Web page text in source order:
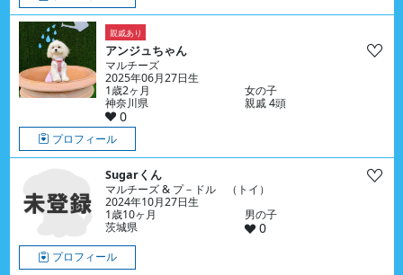
親戚あり
アンジュちゃん
マルチーズ
2025年06月27日生
1歳2ヶ月
女の子
神奈川県
親戚 4頭
0
プロフィール
Sugarくん
マルチーズ & プ－ドル （トイ）
2024年10月27日生
1歳10ヶ月
男の子
茨城県
0
プロフィール